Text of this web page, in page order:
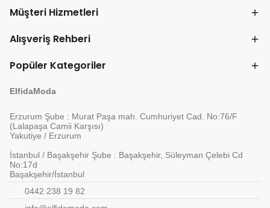
Müşteri Hizmetleri
Alışveriş Rehberi
Popüler Kategoriler
ElfidaModa
Erzurum Şube : Murat Paşa mah. Cumhuriyet Cad. No:76/F
(Lalapaşa Camii Karşısı)
Yakutiye / Erzurum
İstanbul / Başakşehir Şube : Başakşehir, Süleyman Çelebi Cd
No:17d
Başakşehir/İstanbul
0442 238 19 82